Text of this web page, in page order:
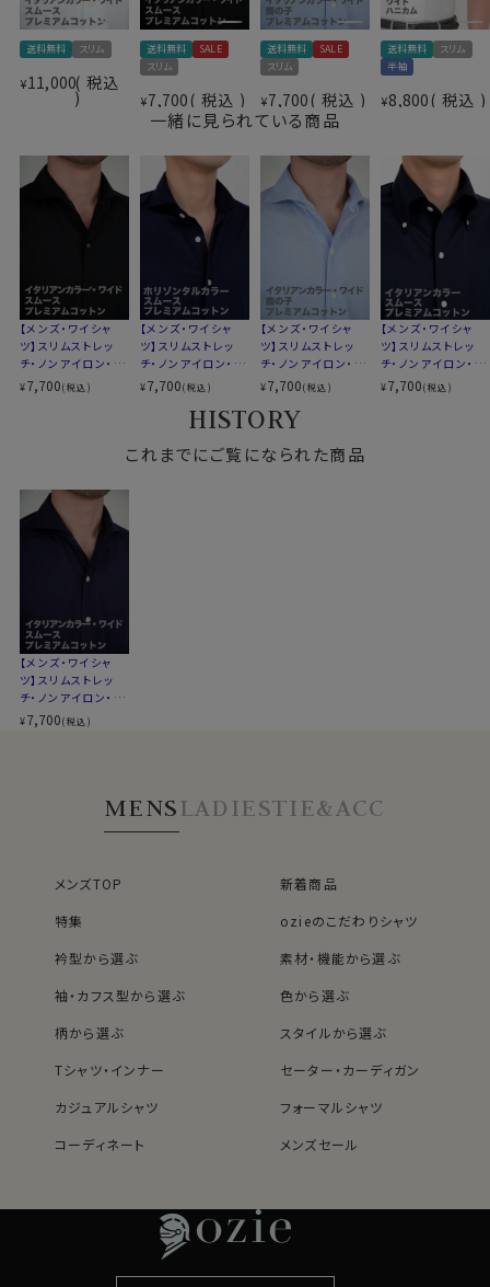
ややしっかりとした印象の肉厚で透け感が少なく、それで
いてソフト感・光沢感・伸縮性に優れたニット生地に仕上
がっています。
よく見るとワイシャツ仕様のニットシャツです。
見た目はワイシャツの定番生地ブロードのようで、表も裏
も凸凹感の無い非常に滑らかな肌触りの“スムース“で
す。
●ノーアイロンで、お手入れ楽
素材として形態安定性が抜群です。
洗濯終了後は、すぐに洗濯機から取り出してしわを伸ば
し、ハンガーにかけて干すだけ。
これでアイロンがけは、ほぼ必要ありません。
たたんでも折りじわがつきづらく、しわになりにくいため、
出張や旅行にもおすすめです。
ご家庭洗濯推奨（※必ず洗濯ネットを使用ください）
クリーニングはお控えください（洗濯コースによっては、
伸縮する場合があります）
●スリムフィット
ウエストを絞ったバックダーツ入りのスリムなスタイル。
伸縮性と柔らかな感触が、体にフィットして快適でスタイ
リッシュな着こなしができます。
ozieのラインナップでもっともスリムなシャツです。
裾をパンツイン＆アウトの両々で着用できるよう生産しま
衿開きのきれいなノータイ専用オープンカラーのイタリア
ンワイドカラー。
カジュアルはもちろん、スーツやジャケットと合わせてビ
広範囲にコーディネイトできる人気のソフトストレッチシ
▲写真着用モデルの寸法/cm (Mサイズ着用)
仕様表
綿100％（80番手双糸）
プレミアムコットン＝スーピマ綿
icotoni di Albini＝アルビニアイコットー二
社紡績
スムース（32G)
イタリアンカラー（ワンピースカラー）
第一ボタンあり
キーパーなし
前立て
裏前立て
後身頃
バックダーツ入り細身
ポケットポケットなし
コンバーチブルカフス
衿高
後3.8cm
サイズJ
S-37・M-39･L-41･LL-43･3L-45･4L-47cm
トールサイズ M-88・L-90・LL-90cm
全９サイズ
スタイルスリムフィット 細身
▼スポット商品につき再入荷はございませんのでご了承
ください
送料無料 スリム
¥11,000 税込
送料無料
SALE
スリム
¥7,700 税込
送料無料
SALE
スリム
¥7,700 税込
送料無料
スリム
半袖
¥8,800 税込
一緒に見られている商品
【メンズ・ワイシャ
ツ】スリムストレッ
チ・ノンアイロン・プ
レミアムコットン・ニ
ット・イタリアンカラ
¥7,700(税込)
【メンズ・ワイシャ
ツ】スリムストレッ
チ・ノンアイロン・プ
レミアムコットン・ニ
ット・ホリゾンタルカ
ラー・ポケット無し・
¥7,700(税込)
【メンズ・ワイシャ
ツ】スリムストレッ
チ・ノンアイロン・プ
レミアムコットン・ニ
ット・イタリアンカラ
ー・ワイドカラー・第
一ボタンあり・ポケ
ット無し・SALE
¥7,700(税込)
【メンズ・ワイシャ
ツ】スリムストレッ
チ・ノンアイロン・プ
レミアムコットン・ニ
ット・イタリアンカラ
¥7,700(税込)
HISTORY
これまでにご覧になられた商品
【メンズ・ワイシャ
ツ】スリムストレッ
チ・ノンアイロン・プ
レミアムコットン・ニ
ット・イタリアンカラ
¥7,700(税込)
MENSLADIESTIE&ACC
メンズTOP
新着商品
特集
ozieのこだわりシャツ
衿型から選ぶ
素材・機能から選ぶ
袖・カフス型から選ぶ
色から選ぶ
柄から選ぶ
スタイルから選ぶ
Tシャツ・インナー
セーター・カーディガン
カジュアルシャツ
フォーマルシャツ
コーディネート
メンズセール
袖・カフス型から選ぶ
色から選ぶ
柄から選ぶ
カフスボタン
サスペンダー